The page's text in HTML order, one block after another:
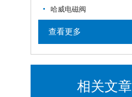
哈威电磁阀
查看更多
相关文章